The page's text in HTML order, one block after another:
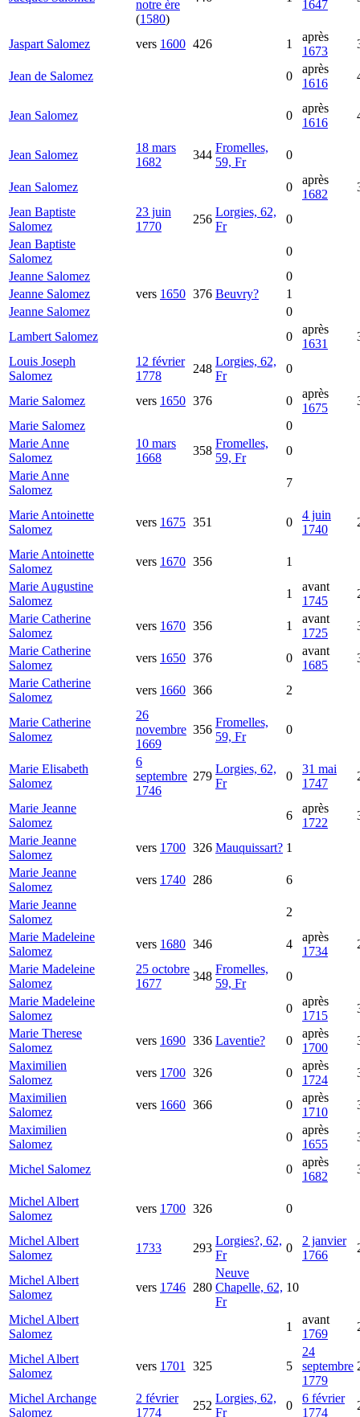
notre ère
(1580)
1647
Jaspart Salomez vers 1600 426 1
après
1673
Jean de Salomez 0
après
1616
Jean Salomez 0
après
1616
Jean Salomez
18 mars
1682
344
Fromelles,
59, Fr
0
Jean Salomez 0
après
1682
Jean Baptiste
Salomez
23 juin
1770
256
Lorgies, 62,
Fr
0
Jean Baptiste
Salomez
0
Jeanne Salomez
0
Jeanne Salomez vers 1650 376 Beuvry?
1
Jeanne Salomez
0
Lambert Salomez 0
après
1631
Louis Joseph
Salomez
12 février
1778
248
Lorgies, 62,
Fr
0
Marie Salomez vers 1650 376 0
après
1675
Marie Salomez
0
Marie Anne
Salomez
10 mars
1668
358
Fromelles,
59, Fr
0
Marie Anne
Salomez
7
Marie Antoinette
Salomez
vers 1675 351 0
4 juin
1740
Marie Antoinette
Salomez
vers 1670 356
1
Marie Augustine
Salomez
1
avant
1745
Marie Catherine
Salomez
vers 1670 356 1
avant
1725
Marie Catherine
Salomez
vers 1650 376 0
avant
1685
Marie Catherine
Salomez
vers 1660 366 2
Marie Catherine
Salomez
26
novembre
1669
356
Fromelles,
59, Fr
0
Marie Elisabeth
Salomez
6
septembre
1746
279
Lorgies, 62,
Fr
0
31 mai
1747
Marie Jeanne
Salomez
6
après
1722
Marie Jeanne
Salomez
vers 1700 326 Mauquissart? 1
Marie Jeanne
Salomez
vers 1740 286
6
Marie Jeanne
Salomez
2
Marie Madeleine
Salomez
vers 1680 346 4
après
1734
Marie Madeleine
Salomez
25 octobre
1677
348
Fromelles,
59, Fr
0
Marie Madeleine
Salomez
0
après
1715
Marie Therese
Salomez
vers 1690 336 Laventie? 0
après
1700
Maximilien
Salomez
vers 1700 326 0
après
1724
Maximilien
Salomez
vers 1660 366 0
après
1710
Maximilien
Salomez
0
après
1655
Michel Salomez 0
après
1682
Michel Albert
Salomez
vers 1700 326 0
Michel Albert
Salomez
1733 293
Lorgies?, 62,
Fr
0
2 janvier
1766
Michel Albert
Salomez
vers 1746 280
Neuve
Chapelle, 62,
Fr
10
Michel Albert
Salomez
1
avant
1769
Michel Albert
Salomez
vers 1701 325 5
24
septembre
1779
Michel Archange
Salomez
2 février
1774
252
Lorgies, 62,
Fr
0
6 février
1774